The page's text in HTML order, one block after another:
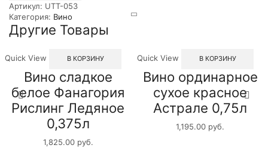
Бордо
Сюперьор
красное
сухое
Артикул: UTT-053
Категория: Вино
Другие Товары
Quick View В КОРЗИНУ
Вино сладкое
белое Фанагория
Рислинг Ледяное
0,375л
1,825.00 руб.
Quick View В КОРЗИНУ
Вино ординарное
сухое красное
Астрале 0,75л
1,195.00 руб.